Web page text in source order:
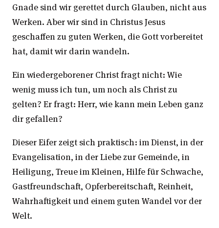
Gnade sind wir gerettet durch Glauben, nicht aus
Werken. Aber wir sind in Christus Jesus
geschaffen zu guten Werken, die Gott vorbereitet
hat, damit wir darin wandeln.
Ein wiedergeborener Christ fragt nicht: Wie
wenig muss ich tun, um noch als Christ zu
gelten? Er fragt: Herr, wie kann mein Leben ganz
dir gefallen?
Dieser Eifer zeigt sich praktisch: im Dienst, in der
Evangelisation, in der Liebe zur Gemeinde, in
Heiligung, Treue im Kleinen, Hilfe für Schwache,
Gastfreundschaft, Opferbereitschaft, Reinheit,
Wahrhaftigkeit und einem guten Wandel vor der
Welt.